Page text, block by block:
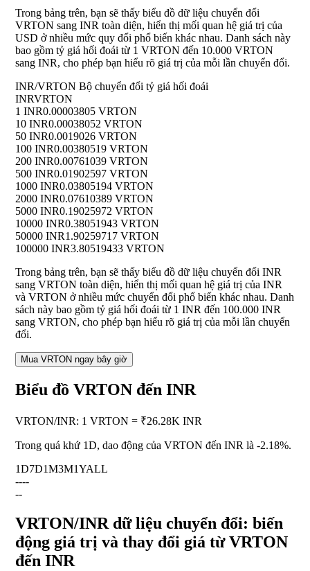
Trong bảng trên, bạn sẽ thấy biểu đồ dữ liệu chuyển đổi
VRTON sang INR toàn diện, hiển thị mối quan hệ giá trị của
USD ở nhiều mức quy đổi phổ biến khác nhau. Danh sách này
bao gồm tỷ giá hối đoái từ 1 VRTON đến 10.000 VRTON
sang INR, cho phép bạn hiểu rõ giá trị của mỗi lần chuyển đổi.
INR/VRTON Bộ chuyển đổi tỷ giá hối đoái
INRVRTON
1 INR0.00003805 VRTON
10 INR0.00038052 VRTON
50 INR0.0019026 VRTON
100 INR0.00380519 VRTON
200 INR0.00761039 VRTON
500 INR0.01902597 VRTON
1000 INR0.03805194 VRTON
2000 INR0.07610389 VRTON
5000 INR0.19025972 VRTON
10000 INR0.38051943 VRTON
50000 INR1.90259717 VRTON
100000 INR3.80519433 VRTON
Trong bảng trên, bạn sẽ thấy biểu đồ dữ liệu chuyển đổi INR
sang VRTON toàn diện, hiển thị mối quan hệ giá trị của INR
và VRTON ở nhiều mức chuyển đổi phổ biến khác nhau. Danh
sách này bao gồm tỷ giá hối đoái từ 1 INR đến 100.000 INR
sang VRTON, cho phép bạn hiểu rõ giá trị của mỗi lần chuyển
đổi.
Mua VRTON ngay bây giờ
Biểu đồ VRTON đến INR
VRTON/INR: 1 VRTON = ₹26.28K INR
Trong quá khứ 1D, dao động của VRTON đến INR là -2.18%.
1D7D1M3M1YALL
----
--
VRTON/INR dữ liệu chuyển đổi: biến
động giá trị và thay đổi giá từ VRTON
đến INR